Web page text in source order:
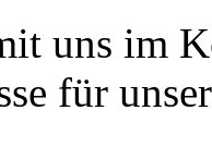
uns im
für